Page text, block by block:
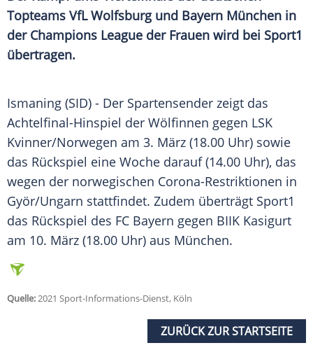
Topteams VfL Wolfsburgund Bayern München in
der Champions League der Frauen wird bei Sport1
übertragen.
Ismaning (SID) - Der Spartensender zeigt das
Achtelfinal-Hinspiel der Wölfinnen gegen LSK
Kvinner/Norwegen am 3. März (18.00 Uhr) sowie
das Rückspiel eine Woche darauf (14.00 Uhr), das
wegen der norwegischen Corona-Restriktionen in
Györ/Ungarn stattfindet. Zudem überträgt Sport1
das Rückspiel des FC Bayern gegen BIIK Kasigurt
am 10. März (18.00 Uhr) aus München.
Quelle:2021 Sport-Informations-Dienst, Köln
ZURÜCK ZUR STARTSEITE